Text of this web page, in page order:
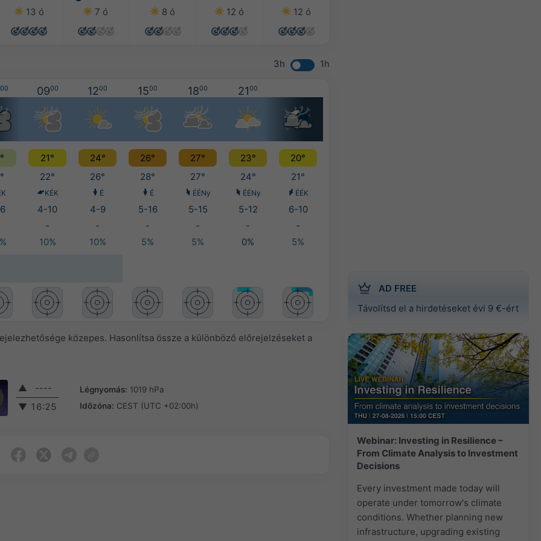
AD FREE
Távolítsd el a hirdetéseket évi 9 €-ért
Webinar: Investing in Resilience –
From Climate Analysis to Investment
Decisions
Every investment made today will
operate under tomorrow's climate
conditions. Whether planning new
infrastructure, upgrading existing
13 ó
7 ó
8 ó
12 ó
12 ó
3h 1h
00 0900 1200 1500 1800 2100
21° 24° 26° 27° 23°
20°
22° 26° 28° 27° 24° 21°
KÉK É É ÉÉNy ÉÉNy ÉÉK
4-10 4-9 5-16 5-15 5-12
6-10
-
- - - -
-
10% 10% 5% 5% 0% 5%
közepes. Hasonlítsa össze a különböző előrejelzéseket a
▲
----
▼ 16:25
Légnyomás: 1019 hPa
Időzóna: CEST (UTC +02:00h)